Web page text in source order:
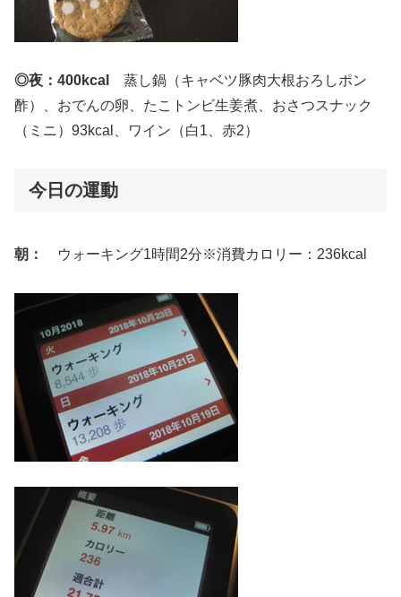
◎夜：400kcal 蒸し鍋（キャベツ豚肉大根おろしポン
酢）、おでんの卵、たこトンビ生姜煮、おさつスナック
（ミニ）93kcal、ワイン（白1、赤2）
今日の運動
朝： ウォーキング1時間2分※消費カロリー：236kcal